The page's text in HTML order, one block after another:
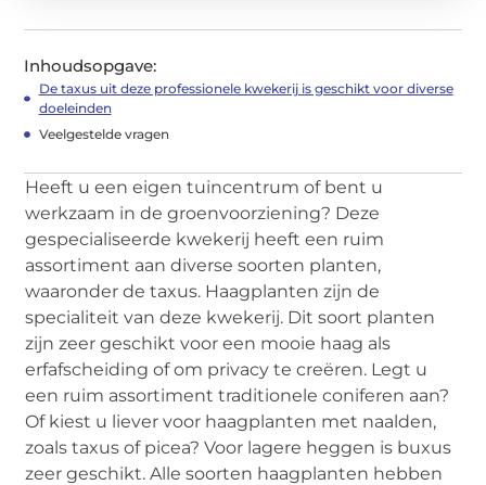
Inhoudsopgave:
De taxus uit deze professionele kwekerij is geschikt voor diverse
doeleinden
Veelgestelde vragen
Heeft u een eigen tuincentrum of bent u
werkzaam in de groenvoorziening? Deze
gespecialiseerde kwekerij heeft een ruim
assortiment aan diverse soorten planten,
waaronder de taxus. Haagplanten zijn de
specialiteit van deze kwekerij. Dit soort planten
zijn zeer geschikt voor een mooie haag als
erfafscheiding of om privacy te creëren. Legt u
een ruim assortiment traditionele coniferen aan?
Of kiest u liever voor haagplanten met naalden,
zoals taxus of picea? Voor lagere heggen is buxus
zeer geschikt. Alle soorten haagplanten hebben